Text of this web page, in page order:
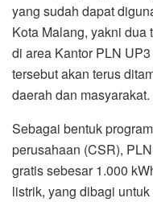
yang sudah dapat
Kota Malang, yakni
di area Kantor PLN
tersebut akan terus
daerah dan masyarakat.
Sebagai bentuk
perusahaan (CSR),
gratis sebesar 1.000
listrik, yang dibagi